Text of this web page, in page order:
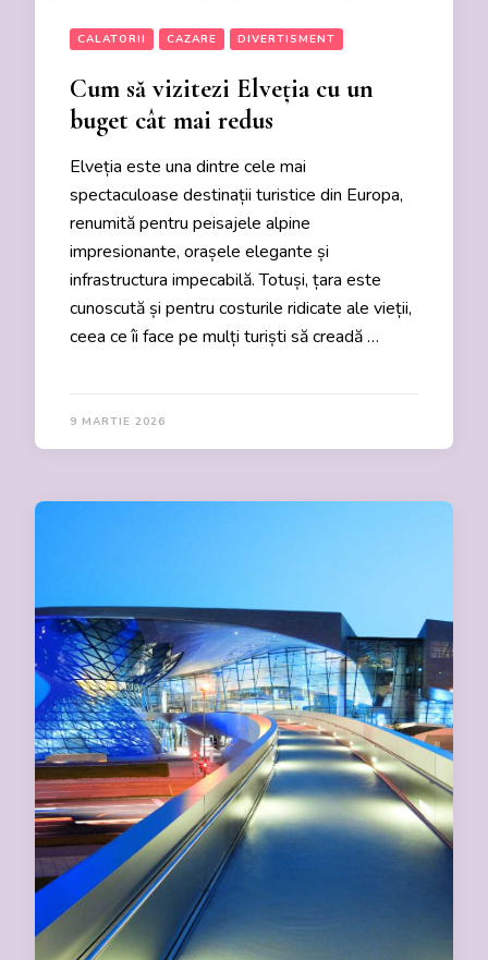
CALATORII CAZARE DIVERTISMENT
Cum să vizitezi Elveția cu un
buget cât mai redus
Elveția este una dintre cele mai
spectaculoase destinații turistice din Europa,
renumită pentru peisajele alpine
impresionante, orașele elegante și
infrastructura impecabilă. Totuși, țara este
cunoscută și pentru costurile ridicate ale vieții,
ceea ce îi face pe mulți turiști să creadă …
9 MARTIE 2026